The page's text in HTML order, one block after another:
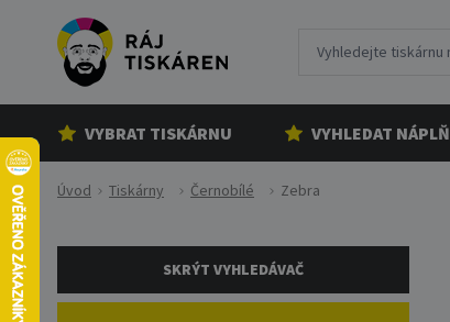
VYBRAT TISKÁRNU VYHLEDAT NÁPLŇ
Úvod Tiskárny Černobílé Zebra
SKRÝT VYHLEDÁVAČ